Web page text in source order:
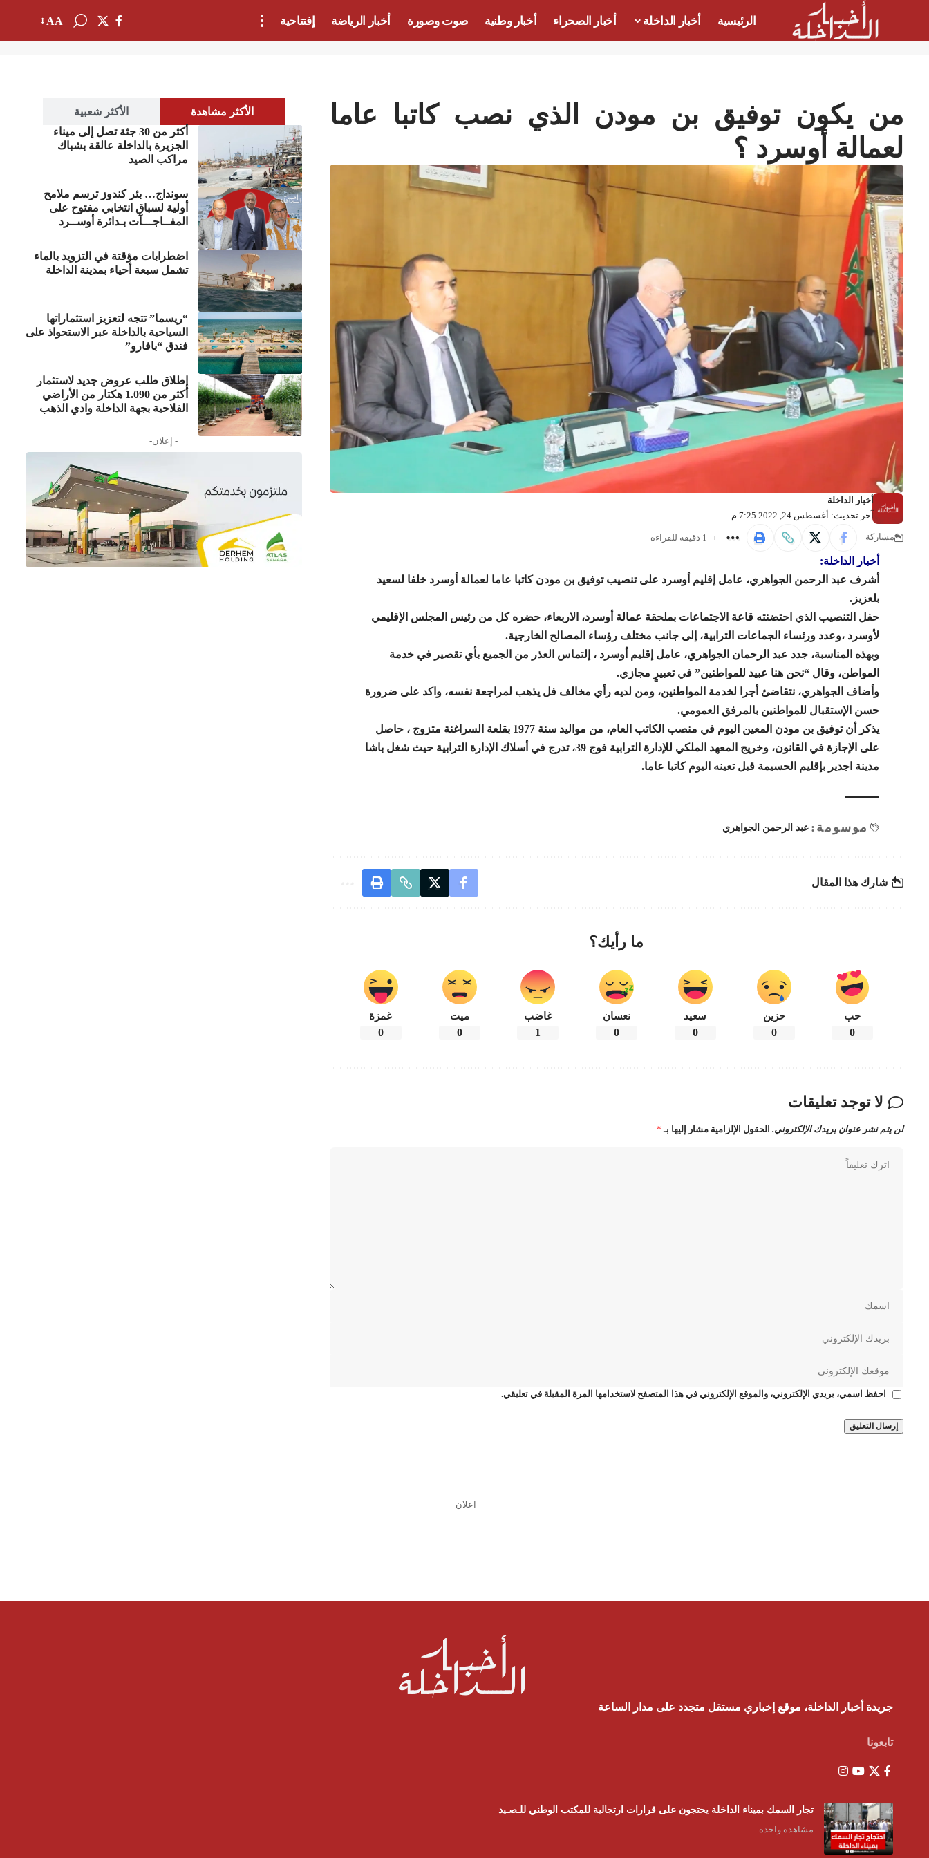
الرئيسية أخبار الداخلة أخبار الصحراء أخبار وطنية صوت وصورة أخبار الرياضة إفتتاحية AA
الأكثر مشاهدة
الأكثر شعبية
أكثر من 30 جثة تصل إلى ميناء
الجزيرة بالداخلة عالقة بشباك
مراكب الصيد
سونداج… بئر كندوز ترسم ملامح
أولية لسباق انتخابي مفتوح على
المفــاجـــآت بـدائرة أوســرد
اضطرابات مؤقتة في التزويد بالماء
تشمل سبعة أحياء بمدينة الداخلة
“ريسما” تتجه لتعزيز استثماراتها
السياحية بالداخلة عبر الاستحواذ على
فندق “بافارو”
إطلاق طلب عروض جديد لاستثمار
أكثر من 1.090 هكتار من الأراضي
الفلاحية بجهة الداخلة وادي الذهب
- إعلان-
من يكون توفيق بن مودن الذي نصب كاتبا عاما
لعمالة أوسرد ؟
آخر تحديث: أغسطس 24, 2022 7:25 م
أخبار الداخلة
مشاركة 1 دقيقة للقراءة
أخبار الداخلة:
أشرف عبد الرحمن الجواهري، عامل إقليم أوسرد على تنصيب توفيق بن مودن كاتبا عاما لعمالة أوسرد خلفا لسعيد
بلعزيز.
حفل التنصيب الذي احتضنته قاعة الاجتماعات بملحقة عمالة أوسرد، الاربعاء، حضره كل من رئيس المجلس الإقليمي
لأوسرد ،وعدد ورئساء الجماعات الترابية، إلى جانب مختلف رؤساء المصالح الخارجية.
وبهذه المناسبة، جدد عبد الرحمان الجواهري، عامل إقليم أوسرد ، إلتماس العذر من الجميع بأي تقصير في خدمة
المواطن، وقال “نحن هنا عبيد للمواطنين” في تعبيرٍ مجازي.
وأضاف الجواهري، نتقاضئ أجرا لخدمة المواطنين، ومن لديه رأي مخالف فل يذهب لمراجعة نفسه، واكد على ضرورة
حسن الإستقبال للمواطنين بالمرفق العمومي.
يذكر أن توفيق بن مودن المعين اليوم في منصب الكاتب العام، من مواليد سنة 1977 بقلعة السراغنة متزوج ، حاصل
على الإجازة في القانون، وخريج المعهد الملكي للإدارة الترابية فوج 39، تدرج في أسلاك الإدارة الترابية حيث شغل باشا
مدينة اجدير بإقليم الحسيمة قبل تعينه اليوم كاتبا عاما.
موسومة: عبد الرحمن الجواهري
شارك هذا المقال
ما رأيك؟
حب
0
حزين
0
سعيد
0
نعسان
0
غاضب
1
ميت
0
غمزة
0
لا توجد تعليقات
لن يتم نشر عنوان بريدك الإلكتروني. الحقول الإلزامية مشار إليها بـ *
احفظ اسمي، بريدي الإلكتروني، والموقع الإلكتروني في هذا المتصفح لاستخدامها المرة المقبلة في تعليقي.
-اعلان -
جريدة أخبار الداخلة، موقع إخباري مستقل متجدد على مدار الساعة
تابعونا
تجار السمك بميناء الداخلة يحتجون على قرارات ارتجالية للمكتب الوطني للـصـيد
مشاهدة واحدة